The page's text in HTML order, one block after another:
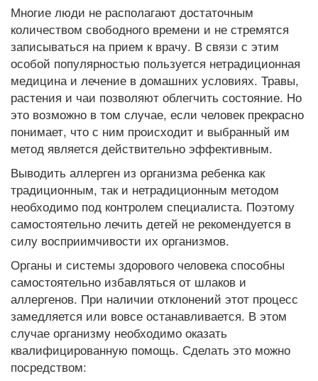
Многие люди не располагают достаточным
количеством свободного времени и не стремятся
записываться на прием к врачу. В связи с этим
особой популярностью пользуется нетрадиционная
медицина и лечение в домашних условиях. Травы,
растения и чаи позволяют облегчить состояние. Но
это возможно в том случае, если человек прекрасно
понимает, что с ним происходит и выбранный им
метод является действительно эффективным.
Выводить аллерген из организма ребенка как
традиционным, так и нетрадиционным методом
необходимо под контролем специалиста. Поэтому
самостоятельно лечить детей не рекомендуется в
силу восприимчивости их организмов.
Органы и системы здорового человека способны
самостоятельно избавляться от шлаков и
аллергенов. При наличии отклонений этот процесс
замедляется или вовсе останавливается. В этом
случае организму необходимо оказать
квалифицированную помощь. Сделать это можно
посредством: